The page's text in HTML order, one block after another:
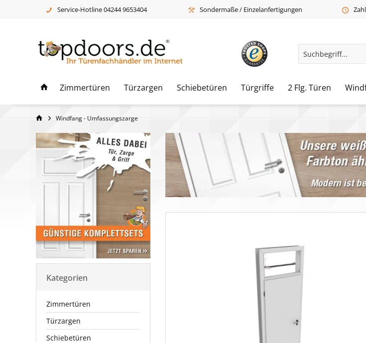
Service-Hotline 04244 9653404 Sondermaße / Einzelanfertigungen
Zimmertüren Türzargen Schiebetüren Türgriffe 2 Flg. Türen
Windfang - Umfassungszarge
Kategorien
Zimmertüren
Türzargen
Schiebetüren